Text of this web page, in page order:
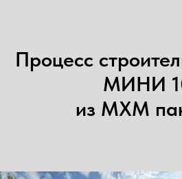
Процесс
МИНИ
из МХМ